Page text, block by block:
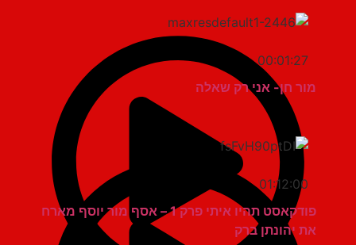
00:01:27
מור חן- אני רק שאלה
01:12:00
פודקאסט תהיו איתי פרק 1 – אסף מור יוסף מארח
את יהונתן ברק